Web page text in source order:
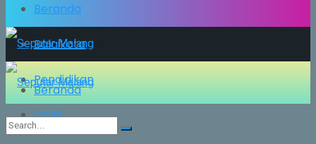
Beranda
Balaikota
Pendidikan
Opini
Beranda
Balaikota